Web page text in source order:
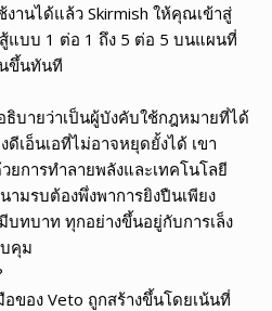
านได้แล้ว Skirmish ให้คุณเข้าสู่
แบบ 1 ต่อ 1 ถึง 5 ต่อ 5 บนแผนที่
ขึ้นทันที
ธิบายว่าเป็นผู้บังคับใช้กฎหมายที่ได้
เอ็นเอที่ไม่อาจหยุดยั้งได้ เขา
การทำลายพลังและเทคโนโลยี
มรบต้องพึ่งพาการยิงปืนเพียง
บทบาท ทุกอย่างขึ้นอยู่กับการเล็ง
คุม
อของ Veto ถูกสร้างขึ้นโดยเน้นที่